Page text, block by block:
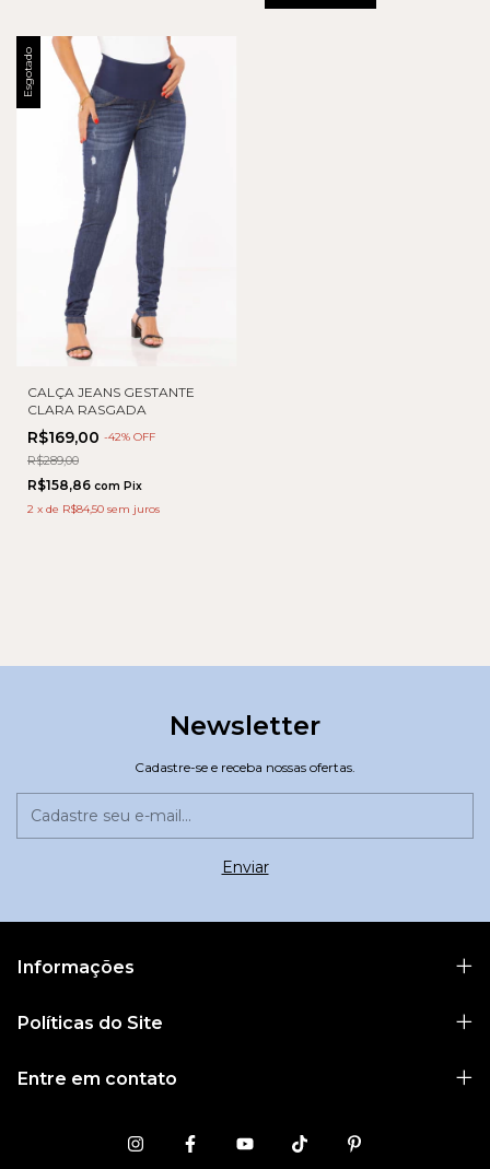
Esgotado
CALÇA JEANS GESTANTE
CLARA RASGADA
R$169,00 -42% OFF
R$289,00
R$158,86 com Pix
2 x de R$84,50 sem juros
Newsletter
Cadastre-se e receba nossas ofertas.
Informações
Políticas do Site
Entre em contato